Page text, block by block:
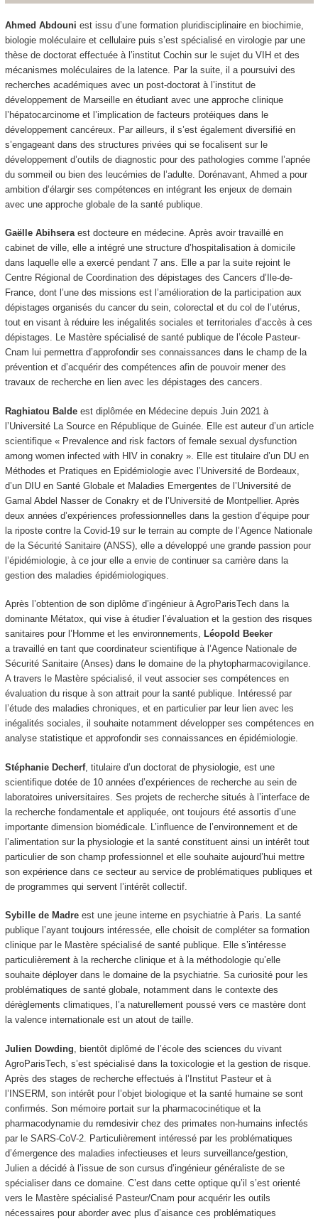
Ahmed Abdouni est issu d’une formation pluridisciplinaire en biochimie,
biologie moléculaire et cellulaire puis s’est spécialisé en virologie par une
thèse de doctorat effectuée à l’institut Cochin sur le sujet du VIH et des
mécanismes moléculaires de la latence. Par la suite, il a poursuivi des
recherches académiques avec un post-doctorat à l’institut de
développement de Marseille en étudiant avec une approche clinique
l’hépatocarcinome et l’implication de facteurs protéiques dans le
développement cancéreux. Par ailleurs, il s’est également diversifié en
s’engageant dans des structures privées qui se focalisent sur le
développement d’outils de diagnostic pour des pathologies comme l’apnée
du sommeil ou bien des leucémies de l’adulte. Dorénavant, Ahmed a pour
ambition d’élargir ses compétences en intégrant les enjeux de demain
avec une approche globale de la santé publique.
Gaëlle Abihseraest docteure en médecine. Après avoir travaillé en
cabinet de ville, elle a intégré une structure d’hospitalisation à domicile
dans laquelle elle a exercé pendant 7 ans. Elle a par la suite rejoint le
Centre Régional de Coordination des dépistages des Cancers d’Ile-de-
France, dont l’une des missions est l’amélioration de la participation aux
dépistages organisés du cancer du sein, colorectal et du col de l’utérus,
tout en visant à réduire les inégalités sociales et territoriales d’accès à ces
dépistages. Le Mastère spécialisé de santé publique de l’école Pasteur-
Cnam lui permettra d’approfondir ses connaissances dans le champ de la
prévention et d’acquérir des compétences afin de pouvoir mener des
travaux de recherche en lien avec les dépistages des cancers.
Raghiatou Baldeest diplômée en Médecine depuis Juin 2021 à
l’Université La Source en République de Guinée. Elle est auteur d’un article
scientifique « Prevalence and risk factors of female sexual dysfunction
among women infected with HIV in conakry ». Elle est titulaire d’un DU en
Méthodes et Pratiques en Epidémiologie avec l’Université de Bordeaux,
d’un DIU en Santé Globale et Maladies Emergentes de l’Université de
Gamal Abdel Nasser de Conakry et de l’Université de Montpellier. Après
deux années d’expériences professionnelles dans la gestion d’équipe pour
la riposte contre la Covid-19 sur le terrain au compte de l’Agence Nationale
de la Sécurité Sanitaire (ANSS), elle a développé une grande passion pour
l’épidémiologie, à ce jour elle a envie de continuer sa carrière dans la
gestion des maladies épidémiologiques.
Après l’obtention de son diplôme d’ingénieur à AgroParisTech dans la
dominante Métatox, qui vise à étudier l’évaluation et la gestion des risques
sanitaires pour l’Homme et les environnements, Léopold Beeker
a travaillé en tant que coordinateur scientifique à l’Agence Nationale de
Sécurité Sanitaire (Anses) dans le domaine de la phytopharmacovigilance.
A travers le Mastère spécialisé, il veut associer ses compétences en
évaluation du risque à son attrait pour la santé publique. Intéressé par
l’étude des maladies chroniques, et en particulier par leur lien avec les
inégalités sociales, il souhaite notamment développer ses compétences en
analyse statistique et approfondir ses connaissances en épidémiologie.
Stéphanie Decherf, titulaire d’un doctorat de physiologie, est une
scientifique dotée de 10 années d’expériences de recherche au sein de
laboratoires universitaires. Ses projets de recherche situés à l’interface de
la recherche fondamentale et appliquée, ont toujours été assortis d’une
importante dimension biomédicale. L’influence de l’environnement et de
l’alimentation sur la physiologie et la santé constituent ainsi un intérêt tout
particulier de son champ professionnel et elle souhaite aujourd’hui mettre
son expérience dans ce secteur au service de problématiques publiques et
de programmes qui servent l’intérêt collectif.
Sybille de Madre est une jeune interne en psychiatrie à Paris. La santé
publique l’ayant toujours intéressée, elle choisit de compléter sa formation
clinique par le Mastère spécialisé de santé publique. Elle s’intéresse
particulièrement à la recherche clinique et à la méthodologie qu’elle
souhaite déployer dans le domaine de la psychiatrie. Sa curiosité pour les
problématiques de santé globale, notamment dans le contexte des
dérèglements climatiques, l’a naturellement poussé vers ce mastère dont
la valence internationale est un atout de taille.
Julien Dowding , bientôt diplômé de l’école des sciences du vivant
AgroParisTech, s’est spécialisé dans la toxicologie et la gestion de risque.
Après des stages de recherche effectués à l’Institut Pasteur et à
l’INSERM, son intérêt pour l’objet biologique et la santé humaine se sont
confirmés. Son mémoire portait sur la pharmacocinétique et la
pharmacodynamie du remdesivir chez des primates non-humains infectés
par le SARS-CoV-2. Particulièrement intéressé par les problématiques
d’émergence des maladies infectieuses et leurs surveillance/gestion,
Julien a décidé à l’issue de son cursus d’ingénieur généraliste de se
spécialiser dans ce domaine. C’est dans cette optique qu’il s’est orienté
vers le Mastère spécialisé Pasteur/Cnam pour acquérir les outils
nécessaires pour aborder avec plus d’aisance ces problématiques